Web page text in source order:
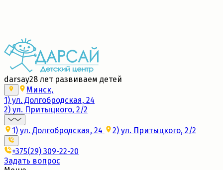
darsay28 лет развиваем детей
Минск,
1) ул. Долгобродская, 24
2) ул. Притыцкого, 2/2
1) ул. Долгобродская, 24 2) ул. Притыцкого, 2/2
+375(29) 309-22-20
Задать вопрос